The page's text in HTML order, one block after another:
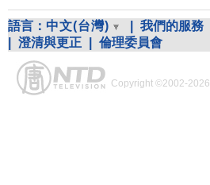
語言： 中文(台灣) 我們的服務
澄清與更正 倫理委員會
Copyright ©2002-2026